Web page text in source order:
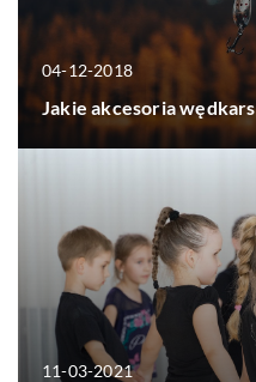
04-12-2018
Jakie akcesoria
11-03-2021